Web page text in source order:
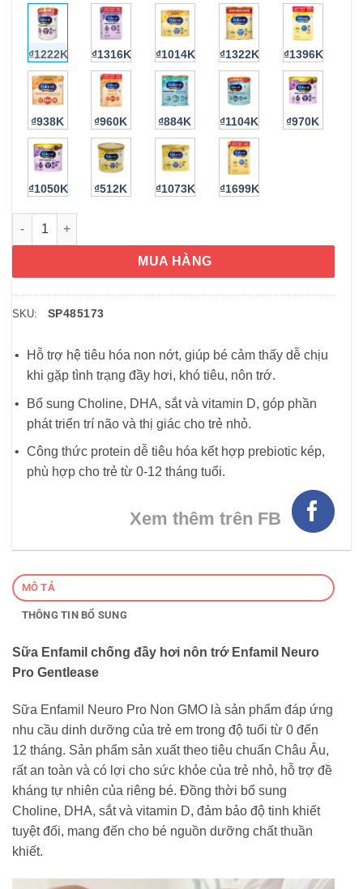
₫1222K ₫1316K ₫1014K ₫1322K ₫1396K
₫938K ₫960K ₫884K ₫1104K ₫970K
₫1050K ₫512K ₫1073K ₫1699K
Sữa Enfamil chống đầy hơi nôn trớ Enfamil Neuro Pro
MUA HÀNG
SKU: SP485173
Hỗ trợ hệ tiêu hóa non nớt, giúp bé cảm thấy dễ chịu
khi gặp tình trạng đầy hơi, khó tiêu, nôn trớ.
Bổ sung Choline, DHA, sắt và vitamin D, góp phần
phát triển trí não và thị giác cho trẻ nhỏ.
Công thức protein dễ tiêu hóa kết hợp prebiotic kép,
phù hợp cho trẻ từ 0-12 tháng tuổi.
Xem thêm trên FB
MÔ TẢ
THÔNG TIN BỔ SUNG
Sữa Enfamil chống đầy hơi nôn trớ Enfamil Neuro
Pro Gentlease
Sữa Enfamil Neuro Pro Non GMO là sản phẩm đáp ứng
nhu cầu dinh dưỡng của trẻ em trong độ tuổi từ 0 đến
12 tháng. Sản phẩm sản xuất theo tiêu chuẩn Châu Âu,
rất an toàn và có lợi cho sức khỏe của trẻ nhỏ, hỗ trợ đề
kháng tự nhiên của riêng bé. Đồng thời bổ sung
Choline, DHA, sắt và vitamin D, đảm bảo độ tinh khiết
tuyệt đối, mang đến cho bé nguồn dưỡng chất thuần
khiết.